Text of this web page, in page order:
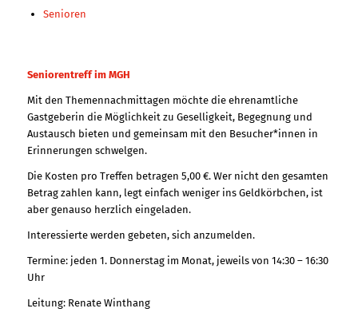
Senioren
Seniorentreff im MGH
Mit den Themennachmittagen möchte die ehrenamtliche
Gastgeberin die Möglichkeit zu Geselligkeit, Begegnung und
Austausch bieten und gemeinsam mit den Besucher*innen in
Erinnerungen schwelgen.
Die Kosten pro Treffen betragen 5,00 €. Wer nicht den gesamten
Betrag zahlen kann, legt einfach weniger ins Geldkörbchen, ist
aber genauso herzlich eingeladen.
Interessierte werden gebeten, sich anzumelden.
Termine: jeden 1. Donnerstag im Monat, jeweils von 14:30 – 16:30
Uhr
Leitung: Renate Winthang